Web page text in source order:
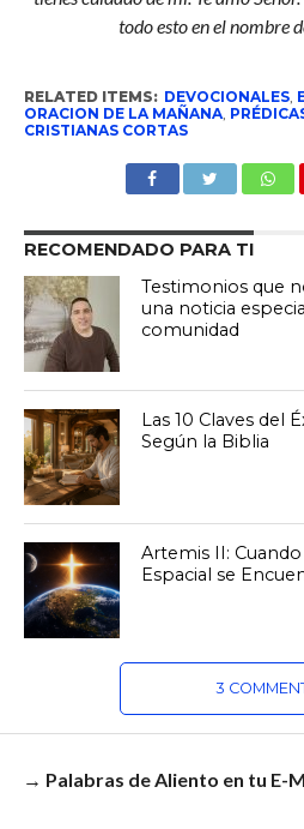
todo esto en el nombre
RELATED ITEMS: DEVOCIONALES,
ORACION DE LA MAÑANA,
CRISTIANAS CORTAS
RECOMENDADO PARA TI
Testimonios que
una noticia
comunidad
Las 10 Claves del
Según la Biblia
Artemis II:
Espacial se
3
→ Palabras de Aliento en tu E-